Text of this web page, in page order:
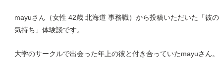
mayuさん（女性 42歳 北海道 事務職）から投稿いただいた「彼の
気持ち」体験談です。
大学のサークルで出会った年上の彼と付き合っていたmayuさん。